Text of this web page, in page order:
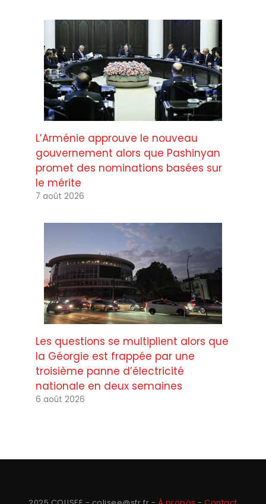
L’Arménie approuve le nouveau
gouvernement alors que Pashinyan
promet des nominations basées sur
le mérite
7 août 2026
Les questions se multiplient alors que
la Géorgie est frappée par une
troisième panne d’électricité
nationale en deux semaines
6 août 2026